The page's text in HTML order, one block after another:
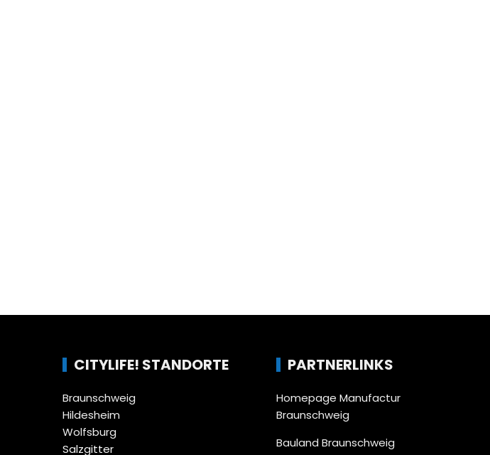
CITYLIFE! STANDORTE
Braunschweig
Hildesheim
Wolfsburg
Salzgitter
PARTNERLINKS
Homepage Manufactur
Braunschweig
Bauland Braunschweig